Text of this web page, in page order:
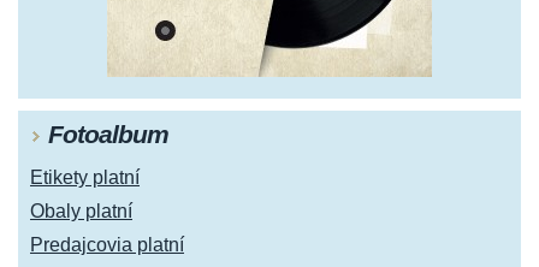
Fotoalbum
Etikety platní
Obaly platní
Predajcovia platní